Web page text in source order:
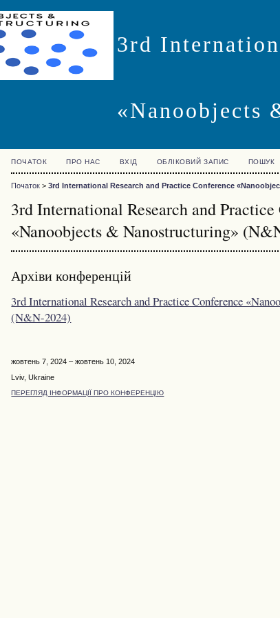
3rd
«Nanoobjects
ПОЧАТОК ПРО НАС ВХІД ОБЛІКОВИЙ ЗАПИС ПОШУК
Початок >3rd International Research and Practice Conference
3rd International Research and Practice
«Nanoobjects & Nanostructuring»
Архіви конференцій
3rd International Research and Practice Conference
(N&N-2024)
жовтень 7, 2024 – жовтень 10, 2024
Lviv, Ukraine
ПЕРЕГЛЯД ІНФОРМАЦІЇ ПРО КОНФЕРЕНЦІЮ